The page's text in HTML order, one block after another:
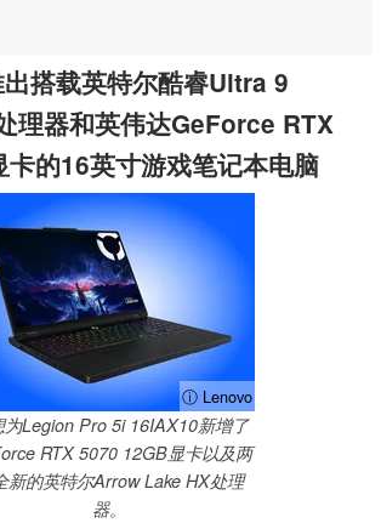
搭载英特尔酷睿Ultra 9
理器和英伟达GeForce RTX
的16英寸游戏笔记本电脑
ⓘ Lenovo
为Legion Pro 5i 16IAX10新增了
RTX 5070 12GB显卡以及两
新的英特尔Arrow Lake HX处理
器。